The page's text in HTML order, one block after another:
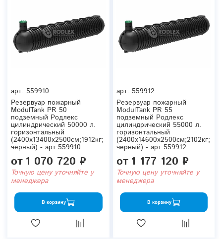
арт. 559910
Резервуар пожарный
ModulTank PR 50
подземный Родлекс
цилиндрический 50000 л.
горизонтальный
(2400x13400x2500см;1912кг;
черный) - арт.559910
от 1 070 720 ₽
Точную цену уточняйте у
менеджера
В корзину
арт. 559912
Резервуар пожарный
ModulTank PR 55
подземный Родлекс
цилиндрический 55000 л.
горизонтальный
(2400x14600x2500см;2102кг;
черный) - арт.559912
от 1 177 120 ₽
Точную цену уточняйте у
менеджера
В корзину